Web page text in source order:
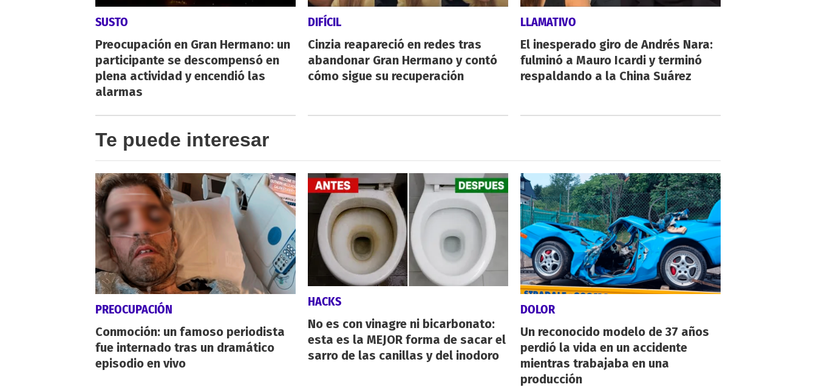
SUSTO
Preocupación en Gran Hermano: un
participante se descompensó en
plena actividad y encendió las
alarmas
DIFÍCIL
Cinzia reapareció en redes tras
abandonar Gran Hermano y contó
cómo sigue su recuperación
LLAMATIVO
El inesperado giro de Andrés Nara:
fulminó a Mauro Icardi y terminó
respaldando a la China Suárez
Te puede interesar
PREOCUPACIÓN
Conmoción: un famoso periodista
fue internado tras un dramático
episodio en vivo
HACKS
No es con vinagre ni bicarbonato:
esta es la MEJOR forma de sacar el
sarro de las canillas y del inodoro
DOLOR
Un reconocido modelo de 37 años
perdió la vida en un accidente
mientras trabajaba en una
producción